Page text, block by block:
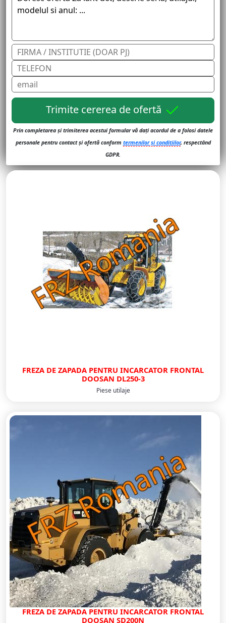
Trimite cererea de ofertă
Prin completarea și trimiterea acestui formular vă dați acordul de a folosi datele
personale pentru contact și ofertă conform termenilor și conditiilor, respectând
GDPR.
FREZA DE ZAPADA PENTRU INCARCATOR FRONTAL
DOOSAN DL250-3
Piese utilaje
FREZA DE ZAPADA PENTRU INCARCATOR FRONTAL
DOOSAN SD200N